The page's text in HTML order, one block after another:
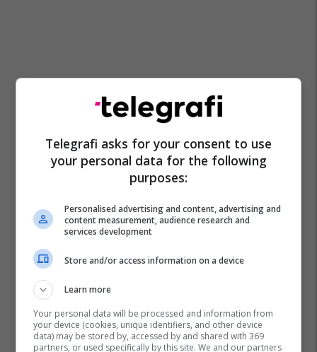
Telegrafi asks for your consent to use
your personal data for the following
purposes:
Personalised advertising and content, advertising and
content measurement, audience research and
services development
Store and/or access information on a device
Learn more
Your personal data will be processed and information from
your device (cookies, unique identifiers, and other device
data) may be stored by, accessed by and shared with 369
partners, or used specifically by this site. We and our partners